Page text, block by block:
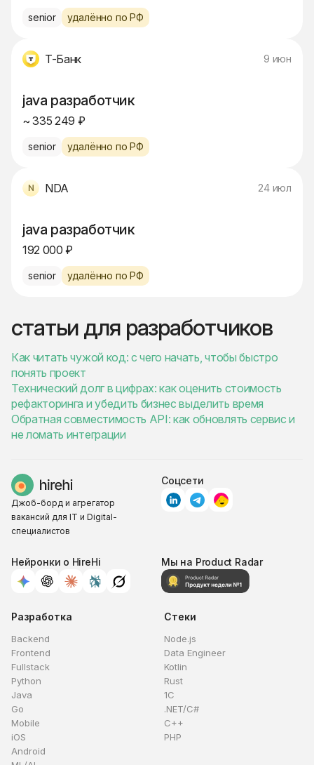
senior удалённо по РФ
Т-Банк 9 июн
java разработчик
~ 335 249 ₽
senior удалённо по РФ
NDA 24 июл
java разработчик
192 000 ₽
senior удалённо по РФ
статьи для разработчиков
Как читать чужой код: с чего начать, чтобы быстро
понять проект
Технический долг в цифрах: как оценить стоимость
рефакторинга и убедить бизнес выделить время
Обратная совместимость API: как обновлять сервис и
не ломать интеграции
Джоб-борд и агрегатор
вакансий для IT и Digital-
специалистов
Соцсети
Нейронки о HireHi Мы на Product Radar
Разработка
Backend
Frontend
Fullstack
Python
Java
Go
Mobile
iOS
Android
Стеки
Node.js
Data Engineer
Kotlin
Rust
1C
.NET/C#
C++
PHP